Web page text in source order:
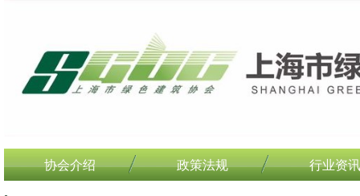
协会介绍 政策法规 行业资